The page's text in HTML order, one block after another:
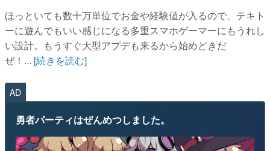
ほっといても数十万単位でお金や経験値が入るので、テキト
ーに遊んでもいい感じになる多重スマホゲーマーにもうれし
い設計。もうすぐ大型アプデも来るから始めどきだ
ぜ！... [続きを読む]
AD
勇者パーティはぜんめつしました。